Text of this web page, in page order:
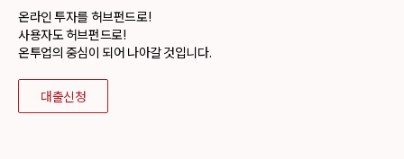
온라인 투자를 허브펀드로!
사용자도 허브펀드로!
온투업의 중심이 되어 나아갈 것입니다.
대출신청